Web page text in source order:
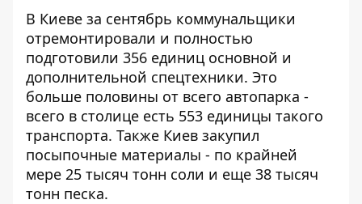
В Киеве за сентябрь коммунальщики
отремонтировали и полностью
подготовили 356 единиц основной и
дополнительной спецтехники. Это
больше половины от всего автопарка -
всего в столице есть 553 единицы такого
транспорта. Также Киев закупил
посыпочные материалы - по крайней
мере 25 тысяч тонн соли и еще 38 тысяч
тонн песка.